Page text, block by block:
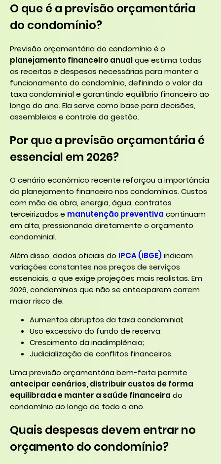
O que é a previsão orçamentária
do condomínio?
Previsão orçamentária do condomínio é o
planejamento financeiro anualque estima todas
as receitas e despesas necessárias para manter o
funcionamento do condomínio, definindo o valor da
taxa condominial e garantindo equilíbrio financeiro ao
longo do ano. Ela serve como base para decisões,
assembleias e controle da gestão.
Por que a previsão orçamentária é
essencial em 2026?
O cenário econômico recente reforçou a importância
do planejamento financeiro nos condomínios. Custos
com mão de obra, energia, água, contratos
terceirizados e manutenção preventiva continuam
em alta, pressionando diretamente o orçamento
condominial.
Além disso, dados oficiais do IPCA (IBGE)indicam
variações constantes nos preços de serviços
essenciais, o que exige projeções mais realistas. Em
2026, condomínios que não se anteciparem correm
maior risco de:
Aumentos abruptos da taxa condominial;
Uso excessivo do fundo de reserva;
Crescimento da inadimplência;
Judicialização de conflitos financeiros.
Uma previsão orçamentária bem-feita permite
antecipar cenários, distribuir custos de forma
equilibrada e manter a saúde financeira do
condomínio ao longo de todo o ano.
Quais despesas devem entrar no
orçamento do condomínio?